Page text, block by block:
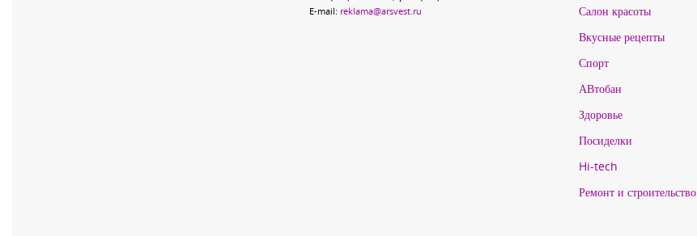
E-mail: reklama@arsvest.ru
Салон красоты
Вкусные рецепты
Спорт
АВтобан
Здоровье
Посиделки
Hi-tech
Ремонт и строительство